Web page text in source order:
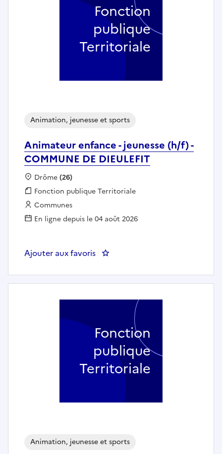
Animateur enfance - jeunesse (h/f) -
COMMUNE DE DIEULEFIT
Animation, jeunesse et sports
Localisation :
Drôme(26)
Fonction publique :
Fonction publique Territoriale
Employeur :
Communes
En ligne depuis le 04 août 2026
Ajouter aux favoris : Animateur enfance - jeunesse
Fonction
publique
Territoriale
Animation, jeunesse et sports
Fonction
publique
Territoriale